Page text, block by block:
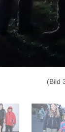
(Bild